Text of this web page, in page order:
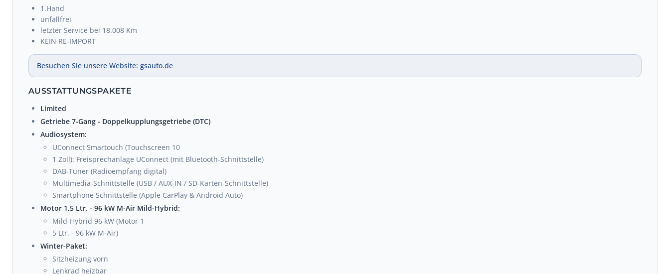
1.Hand
unfallfrei
letzter Service bei 18.008 Km
KEIN RE-IMPORT
Besuchen Sie unsere Website: gsauto.de
AUSSTATTUNGSPAKETE
Limited
Getriebe 7-Gang - Doppelkupplungsgetriebe (DTC)
Audiosystem:
UConnect Smartouch (Touchscreen 10
1 Zoll): Freisprechanlage UConnect (mit Bluetooth-Schnittstelle)
DAB-Tuner (Radioempfang digital)
Multimedia-Schnittstelle (USB / AUX-IN / SD-Karten-Schnittstelle)
Smartphone Schnittstelle (Apple CarPlay & Android Auto)
Motor 1,5 Ltr. - 96 kW M-Air Mild-Hybrid:
Mild-Hybrid 96 kW (Motor 1
5 Ltr. - 96 kW M-Air)
Winter-Paket:
Sitzheizung vorn
Lenkrad heizbar